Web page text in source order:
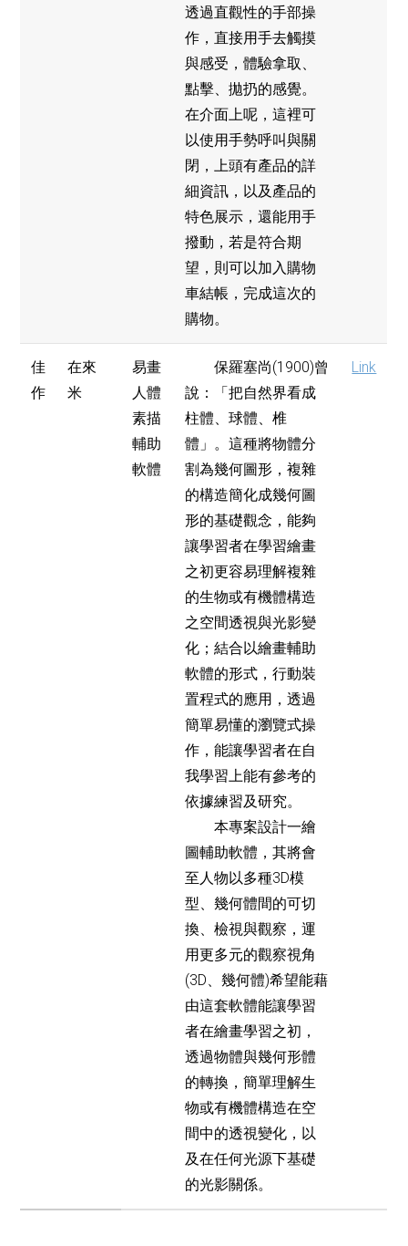
透過直觀性的手部操
作，直接用手去觸摸
與感受，體驗拿取、
點擊、拋扔的感覺。
在介面上呢，這裡可
以使用手勢呼叫與關
閉，上頭有產品的詳
細資訊，以及產品的
特色展示，還能用手
撥動，若是符合期
望，則可以加入購物
車結帳，完成這次的
購物。
佳
作
在來
米
易畫
人體
素描
輔助
軟體
保羅塞尚(1900)曾
說：「把自然界看成
柱體、球體、椎
體」。這種將物體分
割為幾何圖形，複雜
的構造簡化成幾何圖
形的基礎觀念，能夠
讓學習者在學習繪畫
之初更容易理解複雜
的生物或有機體構造
之空間透視與光影變
化；結合以繪畫輔助
軟體的形式，行動裝
置程式的應用，透過
簡單易懂的瀏覽式操
作，能讓學習者在自
我學習上能有參考的
依據練習及研究。
本專案設計一繪
圖輔助軟體，其將會
至人物以多種3D模
型、幾何體間的可切
換、檢視與觀察，運
用更多元的觀察視角
(3D、幾何體)希望能藉
由這套軟體能讓學習
者在繪畫學習之初，
透過物體與幾何形體
的轉換，簡單理解生
物或有機體構造在空
間中的透視變化，以
及在任何光源下基礎
的光影關係。
Link